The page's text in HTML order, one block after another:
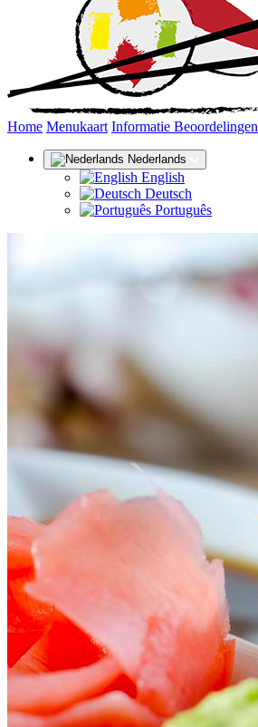
Home Menukaart Informatie Beoordelingen
Nederlands
English
Deutsch
Português